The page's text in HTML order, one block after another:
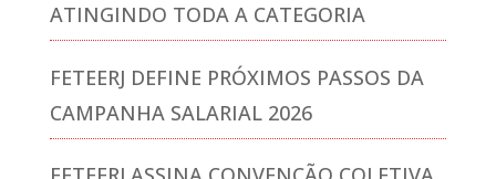
ATINGINDO TODA A CATEGORIA
FETEERJ DEFINE PRÓXIMOS PASSOS DA
CAMPANHA SALARIAL 2026